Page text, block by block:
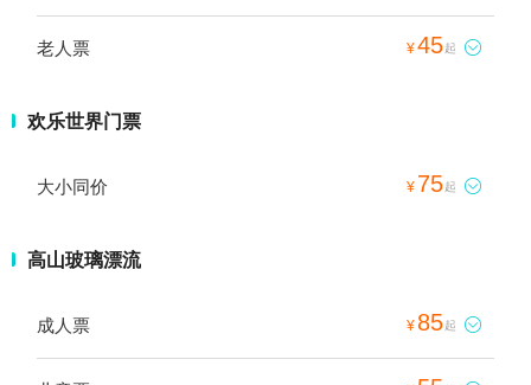
老人票 ¥45起 
欢乐世界门票
大小同价 ¥ 75起 
高山玻璃漂流
成人票 ¥ 85起 